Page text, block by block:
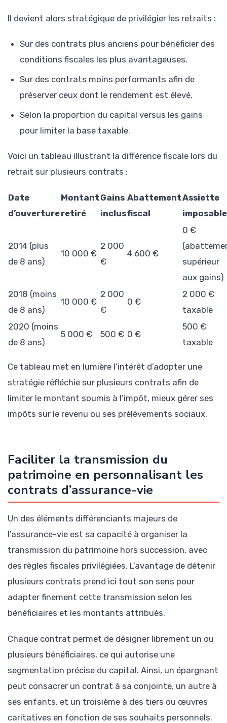
Il devient alors stratégique de privilégier les retraits :
Sur des contrats plus anciens pour bénéficier des
conditions fiscales les plus avantageuses.
Sur des contrats moins performants afin de
préserver ceux dont le rendement est élevé.
Selon la proportion du capital versus les gains
pour limiter la base taxable.
Voici un tableau illustrant la différence fiscale lors du
retrait sur plusieurs contrats :
Date
d’ouverture
Montant
retiré
Gains
inclus
Abattement
fiscal
Assiette
imposable
2014 (plus
de 8 ans)
10 000 €
2 000
€
4 600 €
0 €
supérieur
aux gains)
2018 (moins
de 8 ans)
10 000 €
2 000
€
0 €
2 000 €
taxable
2020 (moins
de 8 ans)
5 000 € 500 € 0 €
500 €
taxable
Ce tableau met en lumière l’intérêt d’adopter une
stratégie réfléchie sur plusieurs contrats afin de
limiter le montant soumis à l’impôt, mieux gérer ses
impôts sur le revenu ou ses prélèvements sociaux.
Faciliter la transmission du
patrimoine en personnalisant les
contrats d’assurance-vie
Un des éléments différenciants majeurs de
l’assurance-vie est sa capacité à organiser la
transmission du patrimoine hors succession, avec
des règles fiscales privilégiées. L’avantage de détenir
plusieurs contrats prend ici tout son sens pour
adapter finement cette transmission selon les
bénéficiaires et les montants attribués.
Chaque contrat permet de désigner librement un ou
plusieurs bénéficiaires, ce qui autorise une
segmentation précise du capital. Ainsi, un épargnant
peut consacrer un contrat à sa conjointe, un autre à
ses enfants, et un troisième à des tiers ou œuvres
caritatives en fonction de ses souhaits personnels.